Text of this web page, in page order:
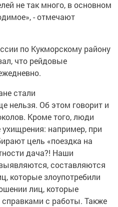
не так много, в основном
- отмечают
по Кукморскому району
что рейдовые
стали
нельзя. Об этом говорит и
Кроме того, люди
например, при
цель «поездка на
дача?! Наши
составляются
которые злоупотребили
лиц, которые
с работы. Также